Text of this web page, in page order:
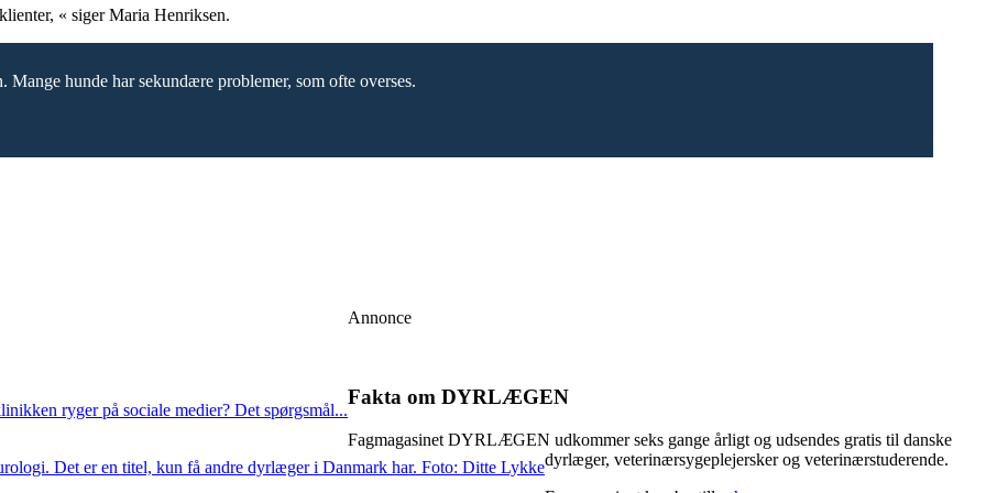
« siger Maria Henriksen.
hunde har sekundære problemer, som ofte overses.
ryger på sociale medier? Det spørgsmål...
Annonce
Fakta om DYRLÆGEN
Fagmagasinet DYRLÆGEN udkommer seks gange årligt og udsendes gratis til danske
dyrlæger, veterinærsygeplejersker og veterinærstuderende.